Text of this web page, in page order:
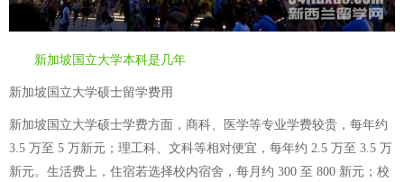
新加坡国立大学本科是几年
新加坡国立大学硕士留学费用
新加坡国立大学硕士学费方面，商科、医学等专业学费较贵，每年约
3.5 万至 5 万新元；理工科、文科等相对便宜，每年约 2.5 万至 3.5 万
新元。生活费上，住宿若选择校内宿舍，每月约 300 至 800 新元；校